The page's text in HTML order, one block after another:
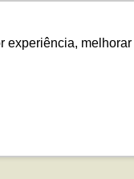
experiência,